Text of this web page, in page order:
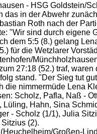
- HSG Goldstein/
das in der Abwehr
Roth nach der
"Wir sind durch eigene
dem 5:5 (8.) gelang
für die Wetzlarer
27:18 (52.) traf,
stand. "Der Sieg tut
die nimmermüde Lena
Scholz, Pafla, Naß -
Lüling, Hahn, Sina
- Scholz (1/1), Julia
(2).
Großen-